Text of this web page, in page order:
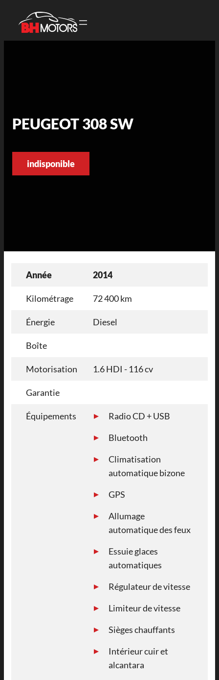
PEUGEOT 308 SW
indisponible
Année 2014
Kilométrage 72 400 km
Énergie Diesel
Boîte
Motorisation 1.6 HDI - 116 cv
Garantie
Équipements
Radio CD + USB
Bluetooth
Climatisation
automatique bizone
GPS
Allumage
automatique des feux
Essuie glaces
automatiques
Régulateur de vitesse
Limiteur de vitesse
Sièges chauffants
Intérieur cuir et
alcantara